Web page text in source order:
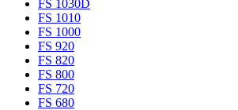
FS 1030D
FS 1010
FS 1000
FS 920
FS 820
FS 800
FS 720
FS 680